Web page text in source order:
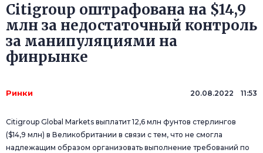
Citigroup оштрафована на $14,9
млн за недостаточный контроль
за манипуляциями на
финрынке
Ринки 20.08.2022 11:53
Citigroup Global Markets выплатит 12,6 млн фунтов стерлингов
($14,9 млн) в Великобритании в связи с тем, что не смогла
надлежащим образом организовать выполнение требований по